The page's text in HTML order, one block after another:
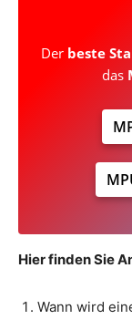
Der beste
das
Hier finden Sie
Wann wird